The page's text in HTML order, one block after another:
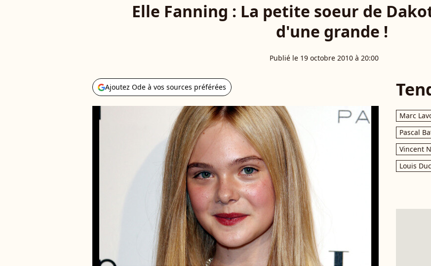
Elle Fanning : La petite soeur de
d'une grande !
Publié le 19 octobre 2010 à 20:00
Ajoutez Ode à vos sources préférées
Marc
Pascal
Vincent
Louis